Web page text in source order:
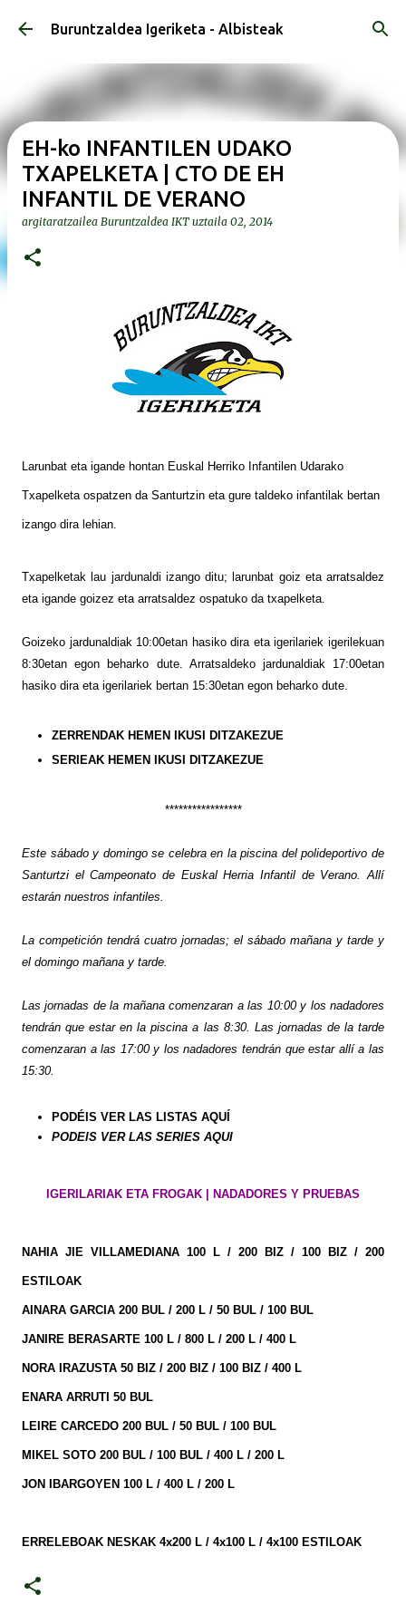
Saltatu eta joan eduki nagusira
Buruntzaldea Igeriketa - Albisteak
EH-ko INFANTILEN UDAKO
TXAPELKETA | CTO DE EH
INFANTIL DE VERANO
argitaratzailea Buruntzaldea IKT uztaila 02, 2014
Larunbat eta igande hontan Euskal Herriko Infantilen Udarako
Txapelketa ospatzen da Santurtzin eta gure taldeko infantilak bertan
izango dira lehian.
Txapelketak lau jardunaldi izango ditu; larunbat goiz eta arratsaldez
eta igande goizez eta arratsaldez ospatuko da txapelketa.
Goizeko jardunaldiak 10:00etan hasiko dira eta igerilariek igerilekuan
8:30etan egon beharko dute. Arratsaldeko jardunaldiak 17:00etan
hasiko dira eta igerilariek bertan 15:30etan egon beharko dute.
ZERRENDAK HEMEN IKUSI DITZAKEZUE
SERIEAK HEMEN IKUSI DITZAKEZUE
*****************
Este sábado y domingo se celebra en la piscina del polideportivo de
Santurtzi el Campeonato de Euskal Herria Infantil de Verano. Allí
estarán nuestros infantiles.
La competición tendrá cuatro jornadas; el sábado mañana y tarde y
el domingo mañana y tarde.
Las jornadas de la mañana comenzaran a las 10:00 y los nadadores
tendrán que estar en la piscina a las 8:30. Las jornadas de la tarde
comenzaran a las 17:00 y los nadadores tendrán que estar allí a las
15:30.
PODÉIS VER LAS LISTAS AQUÍ
PODEIS VER LAS SERIES AQUI
IGERILARIAK ETA FROGAK | NADADORES Y PRUEBAS
NAHIA JIE VILLAMEDIANA 100 L / 200 BIZ / 100 BIZ / 200
ESTILOAK
AINARA GARCIA 200 BUL / 200 L / 50 BUL / 100 BUL
JANIRE BERASARTE 100 L / 800 L / 200 L / 400 L
NORA IRAZUSTA 50 BIZ / 200 BIZ / 100 BIZ / 400 L
ENARA ARRUTI 50 BUL
LEIRE CARCEDO 200 BUL / 50 BUL / 100 BUL
MIKEL SOTO 200 BUL / 100 BUL / 400 L / 200 L
JON IBARGOYEN 100 L / 400 L / 200 L
ERRELEBOAK NESKAK 4x200 L / 4x100 L / 4x100 ESTILOAK